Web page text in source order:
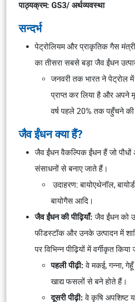
पाठ्यक्रम: GS3/ अर्थव्यवस्था
सन्दर्भ
पेट्रोलियम और प्राकृतिक गैस
का तीसरा सबसे बड़ा जैव ईंधन
जनवरी तक भारत ने पेट्रोल
प्राप्त कर लिया है और अपने
वर्ष पहले 20% तक पहुँचने की
जैव ईंधन क्या हैं?
जैव ईंधन वैकल्पिक ईंधन हैं जो पौधों
संसाधनों से बनाए जाते हैं।
उदाहरण: बायोएथेनॉल,
बायोगैस आदि।
जैव ईंधन की पीढ़ियाँ: जैव ईंधन को
फीडस्टॉक और उनके उत्पादन में
पर विभिन्न पीढ़ियों में वर्गीकृत
पहली पीढ़ी: वे मकई, गन्ना,
खाद्य फसलों से बने होते हैं।
दूसरी पीढ़ी: वे कृषि अपशिष्ट